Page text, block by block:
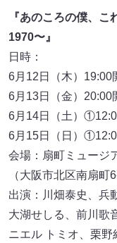
『あのころの僕、
1970〜』
日時：
6月12日（木）19:00
6月13日（金）20:00
6月14日（土）
6月15日（日）
会場：扇町ミュージ
（大阪市北区南扇町
出演：川畑泰史、兵
大湖せしる、前川歌
ニエル トミオ、栗